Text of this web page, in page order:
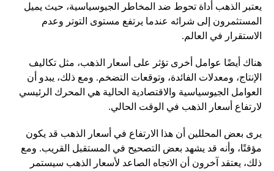
يعتبر الذهب أداة تحوط ضد المخاطر الجيوسياسية، حيث يميل
المستثمرون إلى شرائه عندما يرتفع مستوى التوتر وعدم
الاستقرار في العالم.
هناك أيضًا عوامل أخرى تؤثر على أسعار الذهب، مثل تكاليف
الإنتاج، ومعدلات الفائدة، وتوقعات التضخم. ومع ذلك، يبدو أن
العوامل الجيوسياسية والاقتصادية الحالية هي المحرك الرئيسي
لارتفاع أسعار الذهب في الوقت الحالي.
يرى بعض المحللين أن هذا الارتفاع في أسعار الذهب قد يكون
مؤقتًا، وأنه قد يشهد بعض التصحيح في المستقبل القريب. ومع
ذلك، يعتقد آخرون أن الاتجاه الصاعد لأسعار الذهب سيستمر